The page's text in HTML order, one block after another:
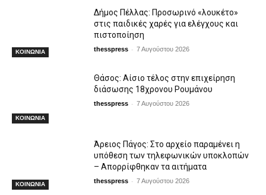
ΚΟΙΝΩΝΙΑ
Δήμος Πέλλας: Προσωρινό «λουκέτο»
στις παιδικές χαρές για ελέγχους και
πιστοποίηση
thesspress - 7 Αυγούστου 2026
ΚΟΙΝΩΝΙΑ
Θάσος: Αίσιο τέλος στην επιχείρηση
διάσωσης 18χρονου Ρουμάνου
thesspress - 7 Αυγούστου 2026
ΚΟΙΝΩΝΙΑ
Άρειος Πάγος: Στο αρχείο παραμένει η
υπόθεση των τηλεφωνικών υποκλοπών
– Απορρίφθηκαν τα αιτήματα
thesspress - 7 Αυγούστου 2026